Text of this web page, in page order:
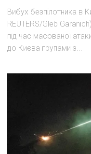
Вибух безпілотника в
REUTERS/Gleb
під час масованої
до Києва групами з...